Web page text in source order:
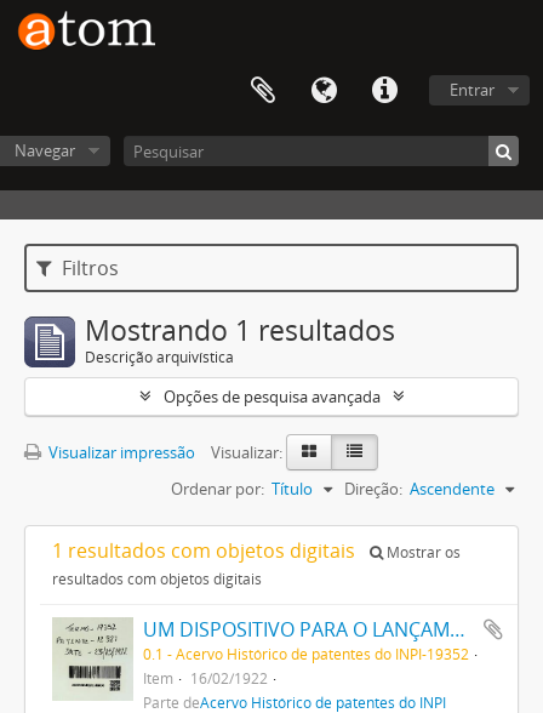
Entrar
Navegar
Filtros
Mostrando 1 resultados
Descrição arquivística
Opções de pesquisa avançada
Visualizar impressão
Visualizar:
Ordenar por: Título Direção: Ascendente
1 resultados com objetos digitais
Mostrar os
resultados com objetos digitais
UM DISPOSITIVO PARA O LANÇAMENTO DE BARCOS SALVAVIDAS
0.1 - Acervo Histórico de patentes do INPI-19352
Item
16/02/1922
Parte deAcervo Histórico de patentes do INPI